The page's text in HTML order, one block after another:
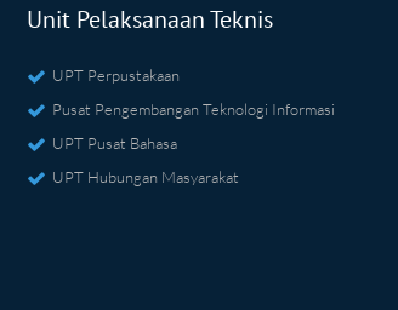
Unit Pelaksanaan Teknis
UPT Perpustakaan
Pusat Pengembangan Teknologi Informasi
UPT Pusat Bahasa
UPT Hubungan Masyarakat